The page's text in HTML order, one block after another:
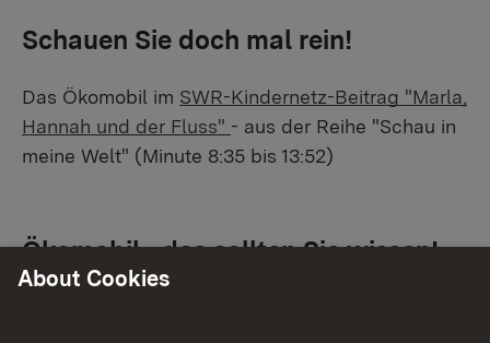
Schauen Sie doch mal rein!
Das Ökomobil im SWR-Kindernetz-Beitrag "Marla,
Hannah und der Fluss" - aus der Reihe "Schau in
meine Welt" (Minute 8:35 bis 13:52)
Ökomobil - das sollten Sie wissen!
About Cookies